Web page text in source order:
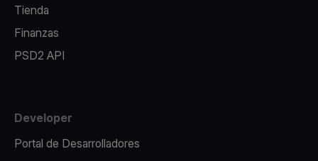
Tienda
Finanzas
PSD2 API
Developer
Portal de Desarrolladores